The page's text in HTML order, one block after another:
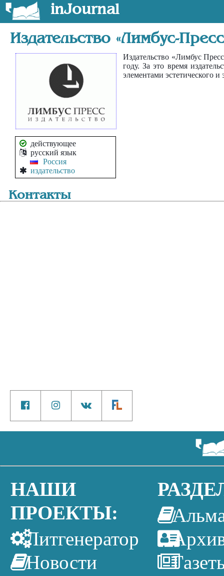
inJournal
Издательство «Лимбус-Пресс
действующее
русский язык
Россия
издательство
Издательство «Лимбус
году. За это время
элементами эстетического и
Контакты
НАШИ
ПРОЕКТЫ:
Литгенератор
Новости